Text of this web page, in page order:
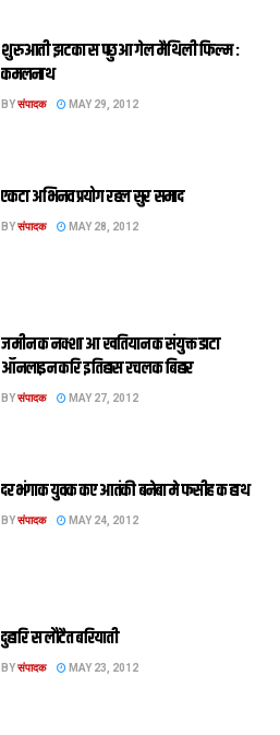
शुरुआती झटका स पछुआ गेल मैथिली फिल्म :
कमलनाथ
BYसंपादक MAY 29, 2012
एकटा अभिनव प्रयोग रहल सुर समाद
BYसंपादक MAY 28, 2012
जमीन क नक्शा आ खतियान क संयुक्त डाटा
ऑनलाइन करि इतिहास रचलक बिहार
BYसंपादक MAY 27, 2012
दरभंगाक युवक कए आतंकी बनेबा मे फसीह क हाथ
BYसंपादक MAY 24, 2012
दुहारि स लौटैत बरियाती
BYसंपादक MAY 23, 2012